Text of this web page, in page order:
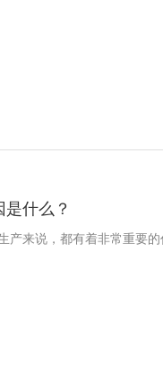
什么？
产来说，都有着非常重要